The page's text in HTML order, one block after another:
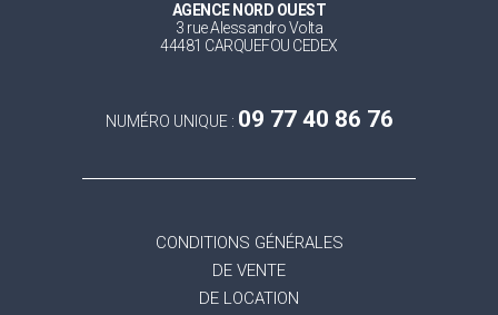
AGENCE NORD OUEST
3 rue Alessandro Volta
44481 CARQUEFOU CEDEX
NUMÉRO UNIQUE : 09 77 40 86 76
CONDITIONS GÉNÉRALES
DE VENTE
DE LOCATION